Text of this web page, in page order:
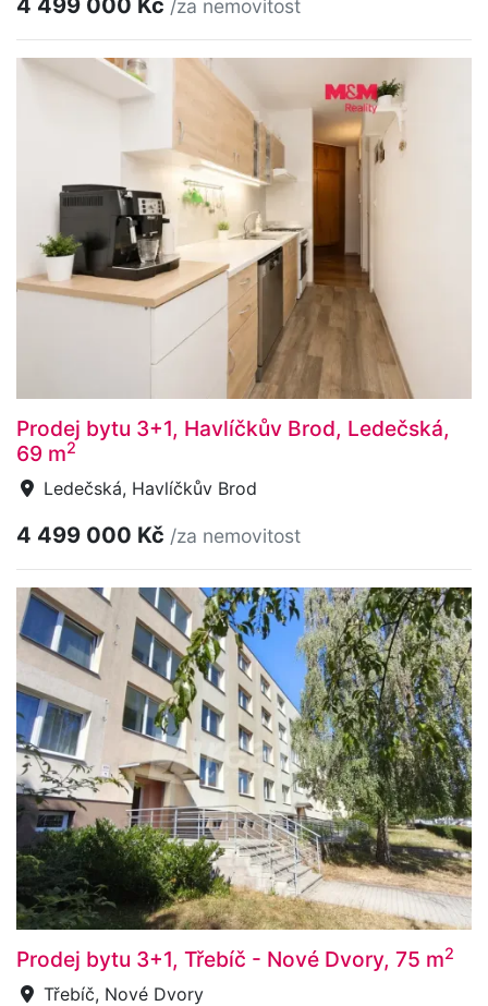
4 499 000 Kč /za nemovitost
Prodej bytu 3+1, Havlíčkův Brod, Ledečská,
69 m2
Ledečská, Havlíčkův Brod
4 499 000 Kč /za nemovitost
Prodej bytu 3+1, Třebíč - Nové Dvory, 75 m2
Třebíč, Nové Dvory